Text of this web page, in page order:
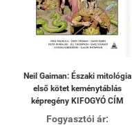
Neil Gaiman: Északi mitológia
első kötet keménytáblás
képregény KIFOGYÓ CÍM
Fogyasztói ár: